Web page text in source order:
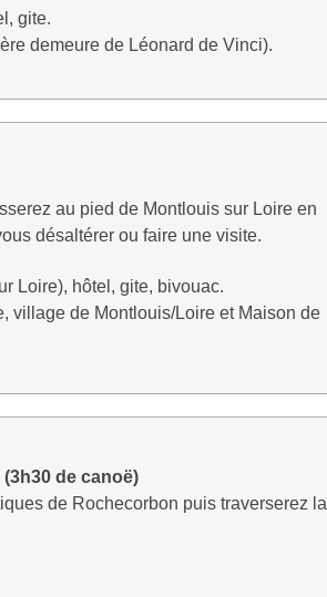
gite.
demeure de Léonard de Vinci).
au pied de Montlouis sur Loire en
désaltérer ou faire une visite.
Loire), hôtel, gite, bivouac.
village de Montlouis/Loire et Maison de
de canoë)
de Rochecorbon puis traverserez la